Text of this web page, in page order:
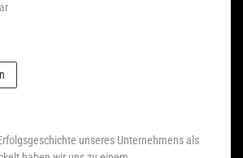
unseres Unternehmens als